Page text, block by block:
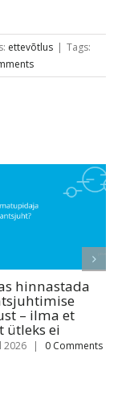
ettevõtlus | Tags:
hinnastada
– ilma et
ütleks ei
2026 | 0 Comments